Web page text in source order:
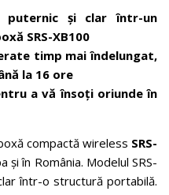
puternic și clar într-un
SRS-XB100
timp mai îndelungat,
la 16 ore
a vă însoți oriunde în
compactă wireless SRS-
și în România. Modelul SRS-
într-o structură portabilă.